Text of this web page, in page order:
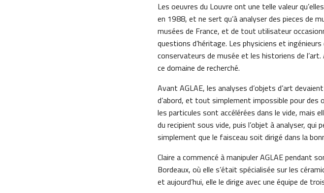
Les oeuvres du Louvre ont une telle valeur
en 1988, et ne sert qu’à analyser des pieces de
musées de France, et de tout utilisateur
questions d’héritage. Les physiciens et
conservateurs de musée et les historiens de
ce domaine de recherché.
Avant AGLAE, les analyses d’objets d’art
d’abord, et tout simplement impossible pour des
les particules sont accélérées dans le vide, mais
du recipient sous vide, puis l’objet à analyser,
simplement que le faisceau soit dirigé dans la
Claire a commencé à manipuler AGLAE pendant
Bordeaux, où elle s’était spécialisée sur les
et aujourd’hui, elle le dirige avec une équipe de